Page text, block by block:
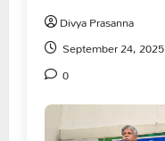
Divya Prasanna
September 24, 2025
0